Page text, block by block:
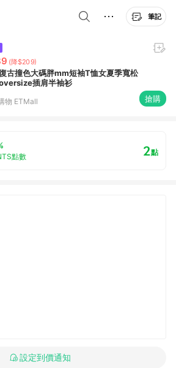
筆記
(降$209)
古撞色大碼胖mm短袖T恤女夏季寬松
插肩半袖衫
物 ETMall 搶購
點數 2點
設定到價通知